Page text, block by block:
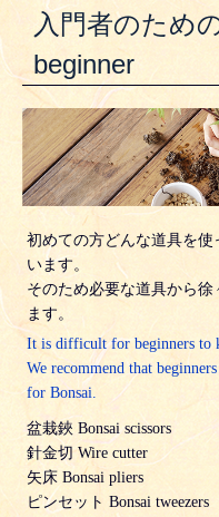
入門者のため
beginner
初めての方どんな道具を
います。
そのため必要な道具から
ます。
It is difficult for beginners to
We recommend that
for Bonsai.
盆栽鋏 Bonsai scissors
針金切 Wire cutter
矢床 Bonsai pliers
ピンセット Bonsai tweezers